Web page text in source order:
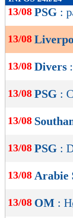
de
OK
13/08 PSG :
13/08
13/08 Divers
13/08 PSG :
13/08
13/08 PSG :
13/08 Arabie
13/08 OM :